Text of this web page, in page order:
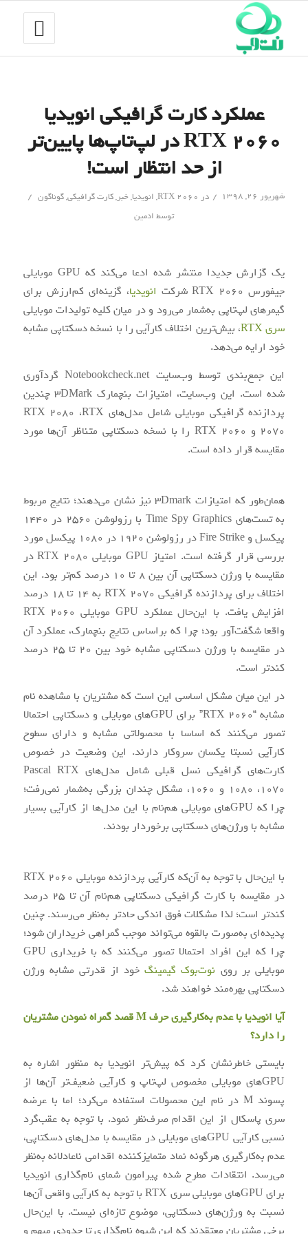
عملکرد کارت گرافیکی انویدیا
RTX 2060 در لپ‌تاپ‌ها پایین‌تر
از حد انتظار است!
شهریور ۲۶, ۱۳۹۸ / در RTX 2060
, انویدیا,خبر,کارت گرافیکی,گوناگون /
توسط ادمین
یک گزارش جدیدا منتشر شده ادعا می‌کند که GPU موبایلی
جیفورس RTX 2060 شرکت
انویدیا، گزینه‌ای کم‌ارزش برای
گیمرهای لپ‌تاپی به‌شمار می‌رود و در میان کلیه تولیدات موبایلی
سری RTX
، بیش‌ترین اختلاف کارآیی را با نسخه دسکتاپی مشابه
خود ارایه می‌دهد.
این جمع‌بندی توسط وب‌سایت Notebookcheck.net گردآوری
شده است. این وب‌سایت، امتیازات بنچمارک 3DMark چندین
پردازنده گرافیکی موبایلی شامل مدل‌های RTX 2080 ،RTX
2070 و RTX 2060 را با نسخه دسکتاپی متناظر آن‌ها مورد
مقایسه قرار داده است.
همان‌طور که امتیازات 3Dmark نیز نشان می‌دهند؛ نتایج مربوط
به تست‌های Time Spy Graphics با رزولوشن 2560 در 1440
پیکسل و Fire Strike در رزولوشن 1920 در 1080 پیکسل مورد
بررسی قرار گرفته است. امتیاز GPU موبایلی RTX 2080 در
مقایسه با ورژن دسکتاپی آن بین 8 تا 10 درصد کم‌تر بود. این
اختلاف برای پردازنده گرافیکی RTX 2070 به 14 تا 18 درصد
افزایش یافت. با این‌حال عملکرد GPU موبایلی RTX 2060
واقعا شگفت‌آور بود؛ چرا که براساس نتایج بنچمارک، عملکرد آن
در مقایسه با ورژن دسکتاپی مشابه خود بین 20 تا 25 درصد
کندتر است.
در این میان مشکل اساسی این است که مشتریان با مشاهده نام
مشابه “RTX 2060” برای GPUهای موبایلی و دسکتاپی احتمالا
تصور می‌کنند که اساسا با محصولاتی مشابه و دارای سطوح
کارآیی نسبتا یکسان سروکار دارند. این وضعیت در خصوص
کارت‌های گرافیکی نسل قبلی شامل مدل‌های Pascal RTX
1080 ،1070 و 1060، مشکل چندان بزرگی به‌شمار نمی‌رفت؛
چرا که GPUهای موبایلی هم‌نام با این مدل‌ها از کارآیی بسیار
مشابه با ورژن‌های دسکتاپی برخوردار بودند.
با این‌حال با توجه به آن‌که کارآیی پردازنده موبایلی RTX 2060
در مقایسه با کارت گرافیکی دسکتاپی هم‌نام آن تا 25 درصد
کندتر است؛ لذا مشکلات فوق اندکی حادتر به‌نظر می‌رسند. چنین
پدیده‌ای به‌صورت بالقوه می‌تواند موجب گمراهی خریداران شود؛
چرا که این افراد احتمالا تصور می‌کنند که با خریداری GPU
موبایلی بر روی نوت‌بوک گیمینگخود از قدرتی مشابه ورژن
دسکتاپی بهره‌مند خواهند شد.
آیا انویدیا با عدم به‌کارگیری حرفMقصد گمراه نمودن مشتریان
را دارد؟
بایستی خاطرنشان کرد که پیش‌تر انویدیا به منظور اشاره به
GPUهای موبایلی مخصوص لپ‌تاپ و کارآیی ضعیف‌تر آن‌ها از
پسوند M در نام این محصولات استفاده می‌کرد؛ اما با عرضه
سری پاسکال از این اقدام صرف‌نظر نمود. با توجه به عقب‌گرد
نسبی کارآیی GPUهای موبایلی در مقایسه با مدل‌های دسکتاپی،
عدم به‌کارگیری هرگونه نماد متمایزکننده اقدامی ناعادلانه به‌نظر
می‌رسد. انتقادات مطرح شده پیرامون شمای نام‌گذاری انویدیا
برای GPUهای موبایلی سری RTX با توجه به کارآیی واقعی آن‌ها
نسبت به ورژن‌های دسکتاپی، موضوع تازه‌ای نیست. با این‌حال